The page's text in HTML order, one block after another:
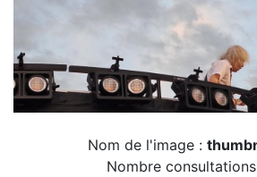
Nom de l'image :
Nombre